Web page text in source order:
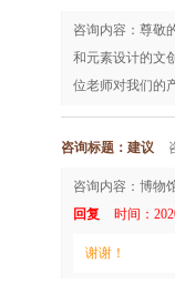
咨询内容：尊敬
和元素设计的文
位老师对我们的
咨询标题：建议
咨询内容：博物
回复
时间：
谢谢！